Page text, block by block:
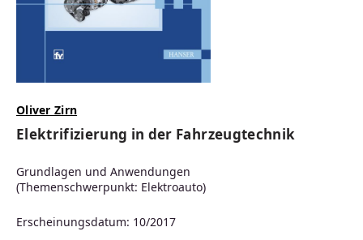
Oliver Zirn
Elektrifizierung in der Fahrzeugtechnik
Grundlagen und Anwendungen
(Themenschwerpunkt: Elektroauto)
Erscheinungsdatum: 10/2017